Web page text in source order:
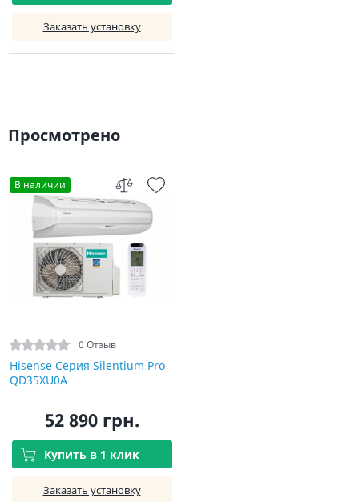
Заказать установку
Просмотрено
В наличии
0 Отзыв
Hisense Серия Silentium Pro
QD35XU0A
52 890 грн.
Купить в 1 клик
Заказать установку